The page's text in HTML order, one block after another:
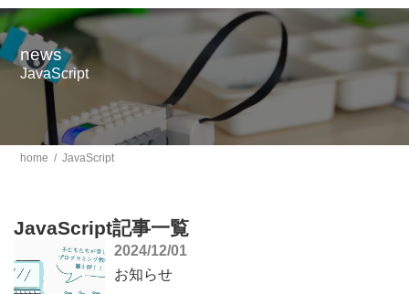
news
JavaScript
home /JavaScript
JavaScript記事一覧
2024/12/01
お知らせ